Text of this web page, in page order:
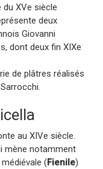
XVe siècle
deux
Giovanni
dont deux fin XIXe
de plâtres réalisés
au XIVe siècle.
mène notamment
(Fienile)